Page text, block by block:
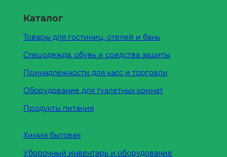
Каталог
Товары для гостиниц, отелей и бань
Спецодежда, обувь и средства защиты
Принадлежности для касс и торговли
Оборудование для туалетных комнат
Продукты питания
Химия бытовая
Уборочный инвентарь и оборудование